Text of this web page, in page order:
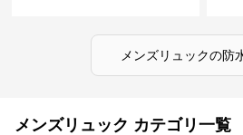
メンズリュックの防
メンズリュック カテゴリ一覧